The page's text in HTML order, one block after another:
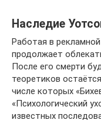
Наследие
Работая в
продолжает
После его смерти
теоретиков
числе которых
«Психологический
известных